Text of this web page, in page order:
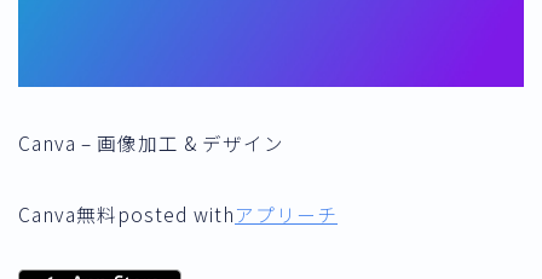
Canva – 画像加工 & デザイン
Canva無料posted withアプリーチ